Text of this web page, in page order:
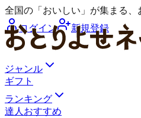
全国の「おいしい」が集まる、
ログイン
新規登録
ジャンル
ギフト
ランキング
達人おすすめ